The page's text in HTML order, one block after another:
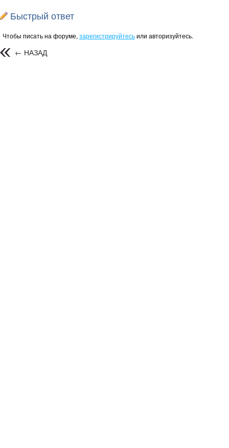
Быстрый ответ
Чтобы писать на форуме, зарегистрируйтесьили авторизуйтесь.
← НАЗАД